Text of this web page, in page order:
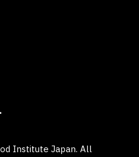
Institute Japan. All